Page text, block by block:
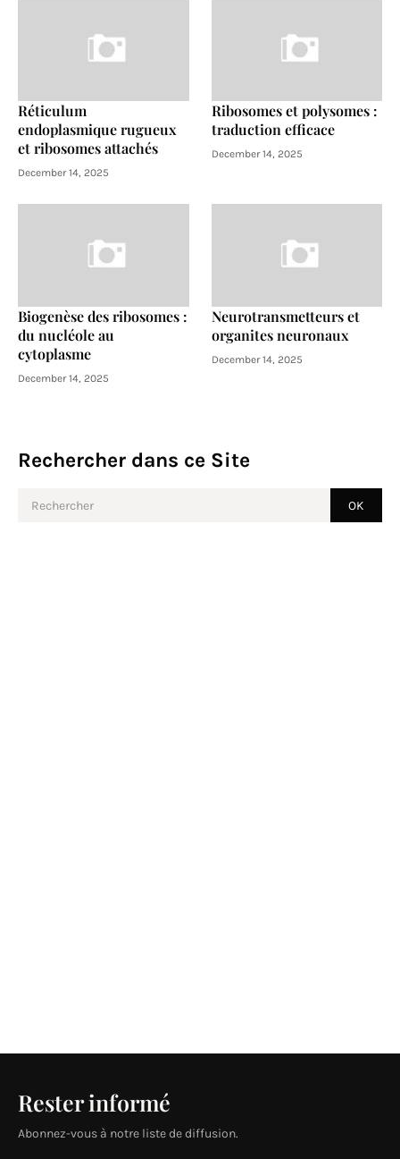
Réticulum
endoplasmique rugueux
et ribosomes attachés
December 14, 2025
Ribosomes et polysomes :
traduction efficace
December 14, 2025
Biogenèse des ribosomes :
du nucléole au
cytoplasme
December 14, 2025
Neurotransmetteurs et
organites neuronaux
December 14, 2025
Rechercher dans ce Site
Rester informé
Abonnez-vous à notre liste de diffusion.